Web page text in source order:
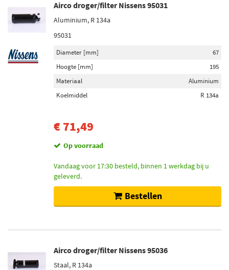
Airco droger/filter Nissens 95031
Aluminium, R 134a
95031
Diameter [mm]
67
Hoogte [mm]
195
Materiaal
Aluminium
Koelmiddel
R 134a
€ 71,49
Op voorraad
Vandaag voor 17:30 besteld, binnen 1 werkdag bij u
geleverd.
Bestellen
Airco droger/filter Nissens 95036
Staal, R 134a